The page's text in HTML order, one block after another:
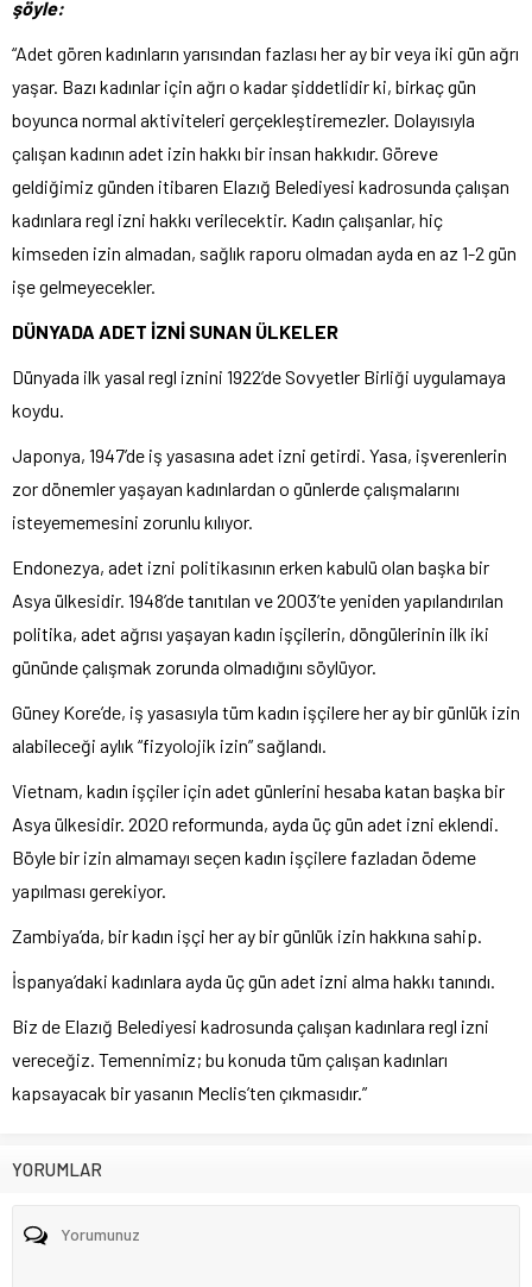
şöyle:
“Adet gören kadınların yarısından fazlası her ay bir veya iki gün ağrı
yaşar. Bazı kadınlar için ağrı o kadar şiddetlidir ki, birkaç gün
boyunca normal aktiviteleri gerçekleştiremezler. Dolayısıyla
çalışan kadının adet izin hakkı bir insan hakkıdır. Göreve
geldiğimiz günden itibaren Elazığ Belediyesi kadrosunda çalışan
kadınlara regl izni hakkı verilecektir. Kadın çalışanlar, hiç
kimseden izin almadan, sağlık raporu olmadan ayda en az 1-2 gün
işe gelmeyecekler.
DÜNYADA ADET İZNİ SUNAN ÜLKELER
Dünyada ilk yasal regl iznini 1922’de Sovyetler Birliği uygulamaya
koydu.
Japonya, 1947’de iş yasasına adet izni getirdi. Yasa, işverenlerin
zor dönemler yaşayan kadınlardan o günlerde çalışmalarını
isteyememesini zorunlu kılıyor.
Endonezya, adet izni politikasının erken kabulü olan başka bir
Asya ülkesidir. 1948’de tanıtılan ve 2003’te yeniden yapılandırılan
politika, adet ağrısı yaşayan kadın işçilerin, döngülerinin ilk iki
gününde çalışmak zorunda olmadığını söylüyor.
Güney Kore’de, iş yasasıyla tüm kadın işçilere her ay bir günlük izin
alabileceği aylık “fizyolojik izin” sağlandı.
Vietnam, kadın işçiler için adet günlerini hesaba katan başka bir
Asya ülkesidir. 2020 reformunda, ayda üç gün adet izni eklendi.
Böyle bir izin almamayı seçen kadın işçilere fazladan ödeme
yapılması gerekiyor.
Zambiya’da, bir kadın işçi her ay bir günlük izin hakkına sahip.
İspanya’daki kadınlara ayda üç gün adet izni alma hakkı tanındı.
Biz de Elazığ Belediyesi kadrosunda çalışan kadınlara regl izni
vereceğiz. Temennimiz; bu konuda tüm çalışan kadınları
kapsayacak bir yasanın Meclis’ten çıkmasıdır.”
YORUMLAR